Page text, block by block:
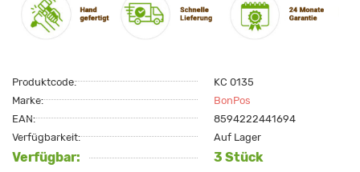
Produktcode:
KC 0135
Marke:
BonPos
EAN:
8594222441694
Verfügbarkeit:
Auf Lager
Verfügbar: 3 Stück